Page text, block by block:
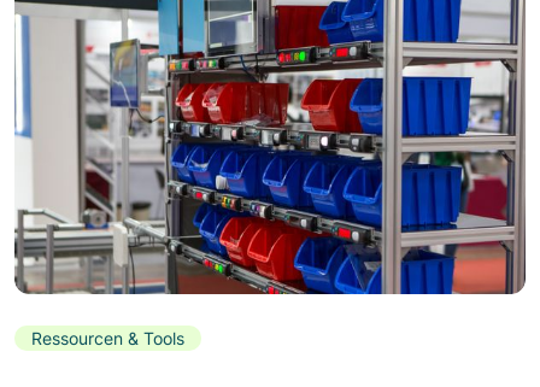
Ressourcen & Tools